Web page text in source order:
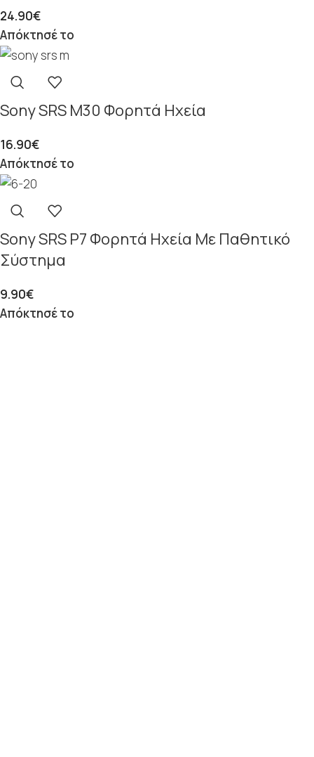
24.90€
Απόκτησέ το
Sony SRS M30 Φορητά Ηχεία
16.90€
Απόκτησέ το
Sony SRS P7 Φορητά Ηχεία Με Παθητικό
Σύστημα
9.90€
Απόκτησέ το